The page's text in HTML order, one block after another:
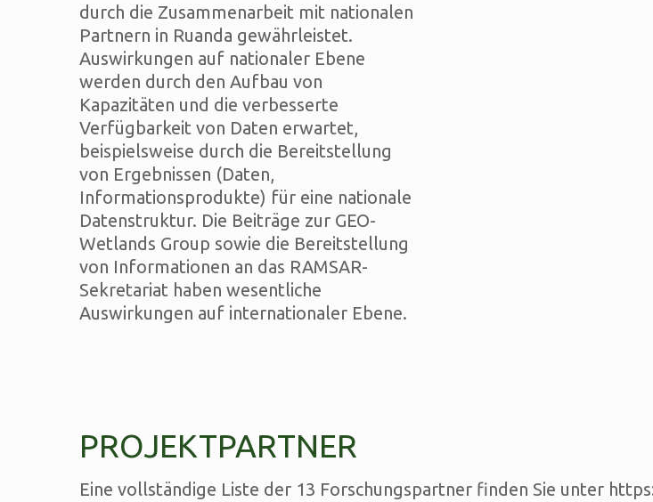
durch die Zusammenarbeit mit nationalen
Partnern in Ruanda gewährleistet.
Auswirkungen auf nationaler Ebene
werden durch den Aufbau von
Kapazitäten und die verbesserte
Verfügbarkeit von Daten erwartet,
beispielsweise durch die Bereitstellung
von Ergebnissen (Daten,
Informationsprodukte) für eine nationale
Datenstruktur. Die Beiträge zur GEO-
Wetlands Group sowie die Bereitstellung
von Informationen an das RAMSAR-
Sekretariat haben wesentliche
Auswirkungen auf internationaler Ebene.
PROJEKTPARTNER
Eine vollständige Liste der 13 Forschungspartner finden Sie unter